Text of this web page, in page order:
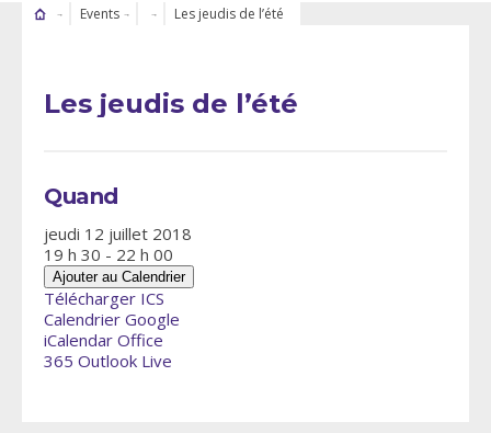
Events Les jeudis de l’été
Les jeudis de l’été
Quand
jeudi 12 juillet 2018
19 h 30 - 22 h 00
Ajouter au Calendrier
Télécharger ICS
Calendrier Google
iCalendar Office
365 Outlook Live